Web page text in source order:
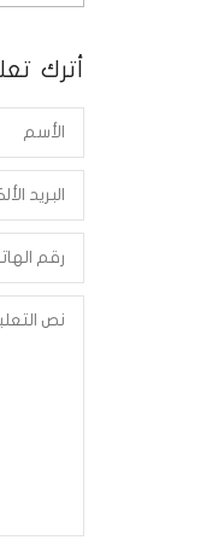
أترك